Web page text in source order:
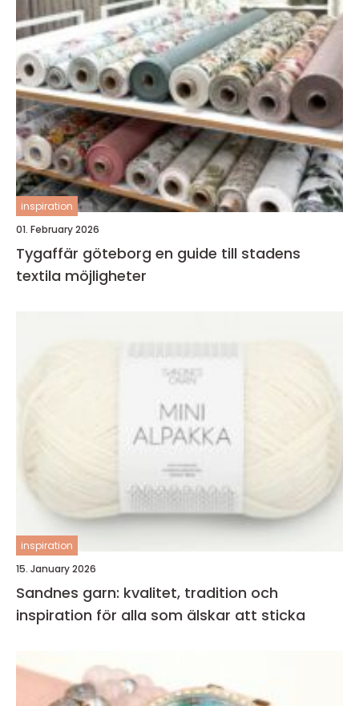
inspiration
01. February 2026
Tygaffär göteborg en guide till stadens
textila möjligheter
inspiration
15. January 2026
Sandnes garn: kvalitet, tradition och
inspiration för alla som älskar att sticka